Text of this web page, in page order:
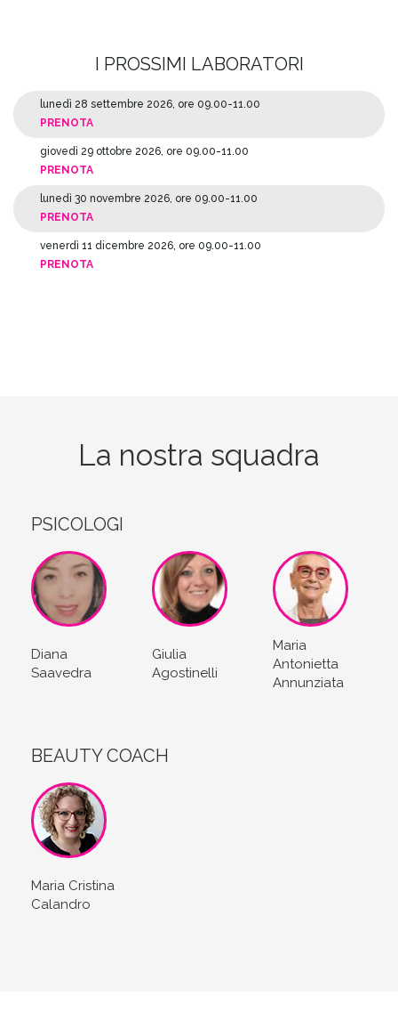
I PROSSIMI LABORATORI
lunedì 28 settembre 2026, ore 09.00-11.00
PRENOTA
giovedì 29 ottobre 2026, ore 09.00-11.00
PRENOTA
lunedì 30 novembre 2026, ore 09.00-11.00
PRENOTA
venerdì 11 dicembre 2026, ore 09.00-11.00
PRENOTA
La nostra squadra
PSICOLOGI
Diana
Saavedra
Giulia
Agostinelli
Maria
Antonietta
Annunziata
BEAUTY COACH
Maria Cristina
Calandro